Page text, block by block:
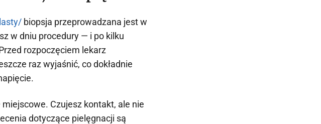
biopsja przeprowadzana jest w
w dniu procedury — i po kilku
rozpoczęciem lekarz
raz wyjaśnić, co dokładnie
Czujesz kontakt, ale nie
dotyczące pielęgnacji są